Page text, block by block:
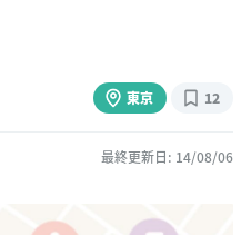
東京 12
最終更新日: 14/08/06